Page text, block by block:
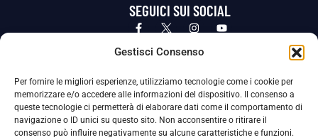
Gestisci Consenso
Per fornire le migliori esperienze, utilizziamo tecnologie come i cookie per
memorizzare e/o accedere alle informazioni del dispositivo. Il consenso a
queste tecnologie ci permetterà di elaborare dati come il comportamento di
navigazione o ID unici su questo sito. Non acconsentire o ritirare il
consenso può influire negativamente su alcune caratteristiche e funzioni.
SEGUICI SUI SOCIAL
Privacy Policy Cookie Policy
La Società ha nominato il Responsabile della Protezione dei Dati Personali (DPO), figura specializzata che vigila sulle modalità
adottate dalla nostra Società per tutelare i Suoi dati personali.
Per contattare il DPO può scrivere a